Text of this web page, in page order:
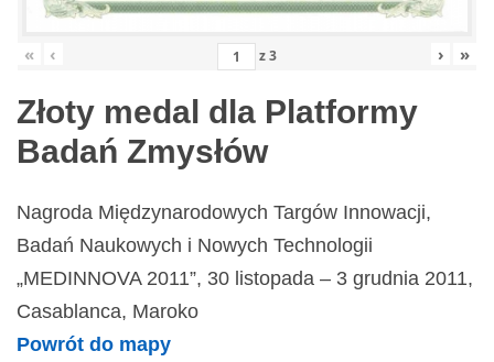
« ‹ z3 › »
Złoty medal dla Platformy
Badań Zmysłów
Nagroda Międzynarodowych Targów Innowacji,
Badań Naukowych i Nowych Technologii
„MEDINNOVA 2011”, 30 listopada – 3 grudnia 2011,
Casablanca, Maroko
Powrót do mapy